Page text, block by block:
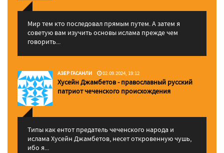
Мир тем кто последовал прямым путем. А затем я
советую вам изучить основы ислама прежде чем
говорить...
АЗЕР ГАСАНЛИ 02.09.2024, 19:12
Хусейн Джамбетов - православный русский
патриот чеченского происхождения
Типы как ентот предатель чеченского народа и
ислама Хусейн Джамбетов, несет откровенную чушь,
ибо я...